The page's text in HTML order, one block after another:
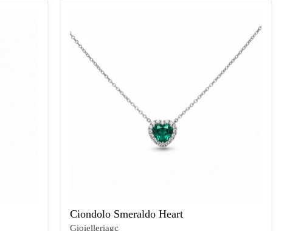
Ciondolo Smeraldo Heart
Gioielleriagc